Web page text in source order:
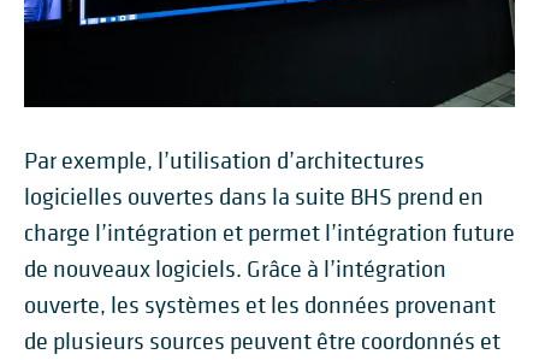
Par exemple, l’utilisation d’architectures
logicielles ouvertes dans la suite BHS prend en
charge l’intégration et permet l’intégration future
de nouveaux logiciels. Grâce à l’intégration
ouverte, les systèmes et les données provenant
de plusieurs sources peuvent être coordonnés et